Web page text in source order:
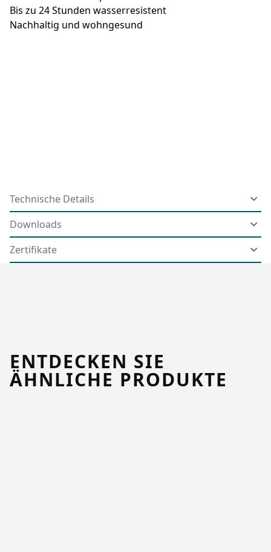
Bis zu 24 Stunden wasserresistent
Nachhaltig und wohngesund
Technische Details
Downloads
Zertifikate
ENTDECKEN SIE
ÄHNLICHE PRODUKTE